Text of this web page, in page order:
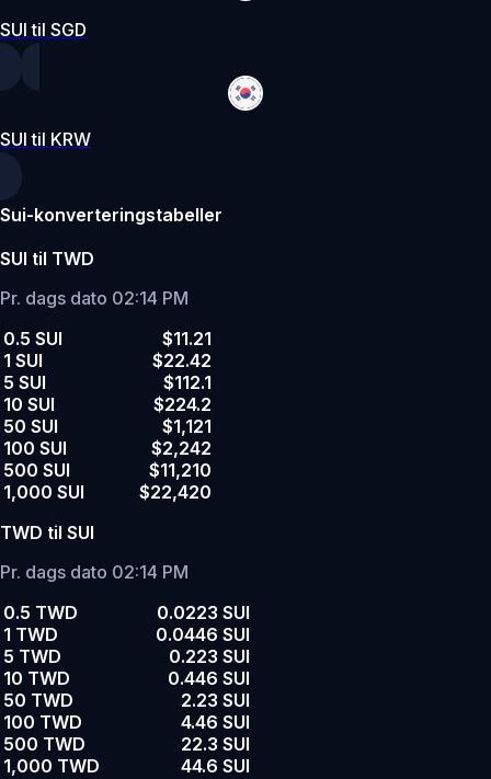
SUI til SGD
SUI til KRW
Sui-konverteringstabeller
SUI til TWD
Pr. dags dato 02:14 PM
0.5 SUI
$11.21
1 SUI
$22.42
5 SUI
$112.1
10 SUI
$224.2
50 SUI
$1,121
100 SUI
$2,242
500 SUI
$11,210
1,000 SUI
$22,420
TWD til SUI
Pr. dags dato 02:14 PM
0.5 TWD
0.0223 SUI
1 TWD
0.0446 SUI
5 TWD
0.223 SUI
10 TWD
0.446 SUI
50 TWD
2.23 SUI
100 TWD
4.46 SUI
500 TWD
22.3 SUI
1,000 TWD
44.6 SUI